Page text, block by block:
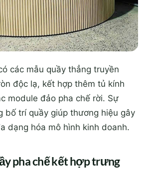
các mẫu quầy thẳng truyền
độc lạ, kết hợp thêm tủ kính
module đảo pha chế rời. Sự
bố trí quầy giúp thương hiệu gây
dạng hóa mô hình kinh doanh.
pha chế kết hợp trưng